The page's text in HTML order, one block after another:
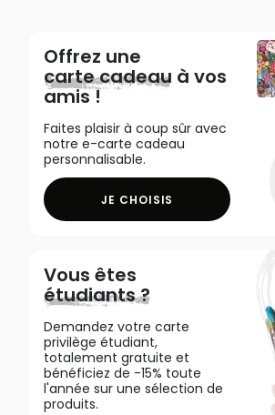
Offrez une
carte cadeau à vos
amis !
Faites plaisir à coup sûr avec
notre e-carte cadeau
personnalisable.
JE CHOISIS
Vous êtes
étudiants ?
Demandez votre carte
privilège étudiant,
totalement gratuite et
bénéficiez de -15% toute
l'année sur une sélection de
produits.